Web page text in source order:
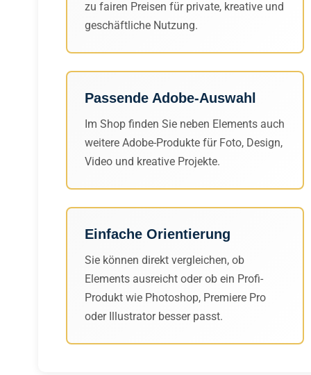
zu fairen Preisen für private, kreative und
geschäftliche Nutzung.
Passende Adobe-Auswahl
Im Shop finden Sie neben Elements auch
weitere Adobe-Produkte für Foto, Design,
Video und kreative Projekte.
Einfache Orientierung
Sie können direkt vergleichen, ob
Elements ausreicht oder ob ein Profi-
Produkt wie Photoshop, Premiere Pro
oder Illustrator besser passt.